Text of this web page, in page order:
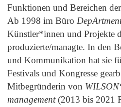
Funktionen und Bereichen
Ab 1998 im Büro
Künstler*innen und Projekte
produzierte/managte. In den
und Kommunikation hat sie
Festivals und Kongresse
Mitbegründerin von
management(2013 bis 2021